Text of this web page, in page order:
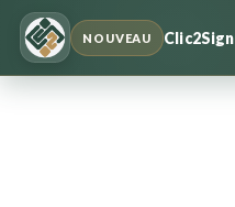
NOUVEAU Clic2Sign